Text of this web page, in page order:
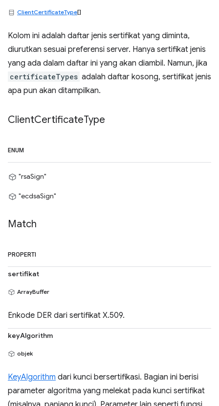
ClientCertificateType[]
Kolom ini adalah daftar jenis sertifikat yang diminta,
diurutkan sesuai preferensi server. Hanya sertifikat jenis
yang ada dalam daftar ini yang akan diambil. Namun, jika
certificateTypes adalah daftar kosong, sertifikat jenis
apa pun akan ditampilkan.
ClientCertificateType
ENUM
"rsaSign"
"ecdsaSign"
Match
PROPERTI
sertifikat
ArrayBuffer
Enkode DER dari sertifikat X.509.
keyAlgorithm
objek
KeyAlgorithm dari kunci bersertifikasi. Bagian ini berisi
parameter algoritma yang melekat pada kunci sertifikat